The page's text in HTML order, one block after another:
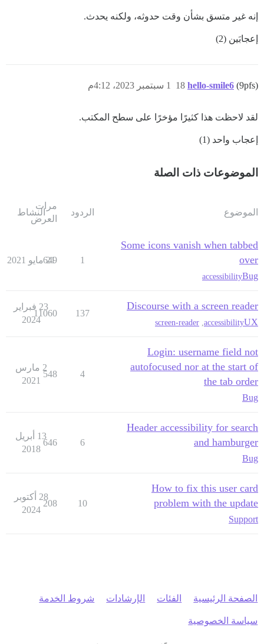
إنه غير متسق بشأن وقت حدوثه، ولكنه يحدث.
إعجابَين (2)
hello-smile6 (9pfs) 1 سبتمبر 2023، 4:12م 18
لقد لاحظت هذا كثيرًا مؤخرًا على سطح المكتب.
إعجاب واحد (1)
الموضوعات ذات الصلة
الموضوع الردود
مرات
العرض
النشاط
Some icons vanish when tabbed
over
Bug
accessibility
1
649
21 مايو 2021
Discourse with a screen reader
UX
accessibility
screen-reader
137
11060
23 فبراير
2024
Login: username field not
autofocused nor at the start of
the tab order
Bug
4
548
2 مارس
2021
Header accessibility for search
and hamburger
Bug
6
646
13 أبريل
2018
How to fix this user card
problem with the update
Support
10
208
28 أكتوبر
2024
الصفحة الرئيسية الفئات الإرشادات شروط الخدمة
سياسة الخصوصية